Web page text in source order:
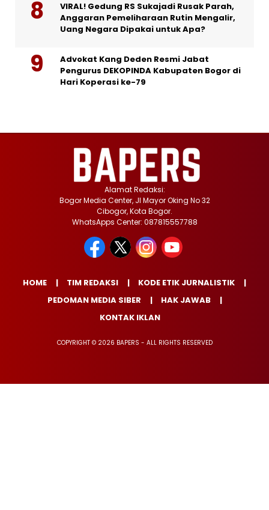
VIRAL! Gedung RS Sukajadi Rusak Parah,
Anggaran Pemeliharaan Rutin Mengalir,
Uang Negara Dipakai untuk Apa?
Advokat Kang Deden Resmi Jabat
Pengurus DEKOPINDA Kabupaten Bogor di
Hari Koperasi ke-79
Alamat Redaksi:
Bogor Media Center, Jl Mayor Oking No 32
Cibogor, Kota Bogor.
WhatsApps Center: 087815557788
HOME TIM REDAKSI
KODE ETIK JURNALISTIK
PEDOMAN MEDIA SIBER
HAK JAWAB
KONTAK IKLAN
COPYRIGHT © 2026 BAPERS - ALL RIGHTS RESERVED